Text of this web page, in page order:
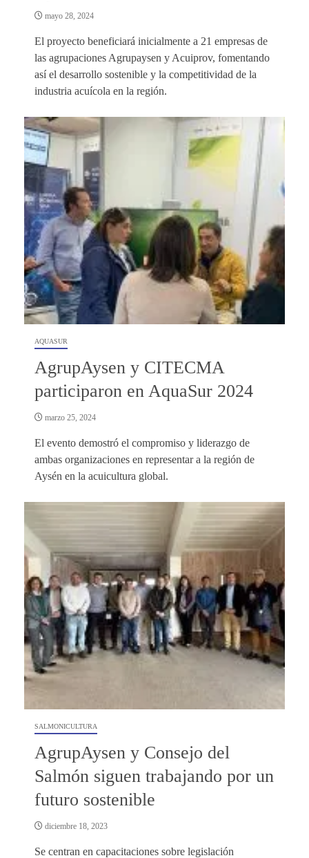
mayo 28, 2024
El proyecto beneficiará inicialmente a 21 empresas de
las agrupaciones Agrupaysen y Acuiprov, fomentando
así el desarrollo sostenible y la competitividad de la
industria acuícola en la región.
AQUASUR
AgrupAysen y CITECMA
participaron en AquaSur 2024
marzo 25, 2024
El evento demostró el compromiso y liderazgo de
ambas organizaciones en representar a la región de
Aysén en la acuicultura global.
SALMONICULTURA
AgrupAysen y Consejo del
Salmón siguen trabajando por un
futuro sostenible
diciembre 18, 2023
Se centran en capacitaciones sobre legislación